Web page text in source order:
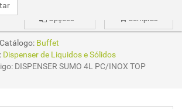
Compras
Opções
Catálogo: Buffet
Dispenser de Liquidos e Sólidos
DISPENSER SUMO 4L PC/INOX TOP